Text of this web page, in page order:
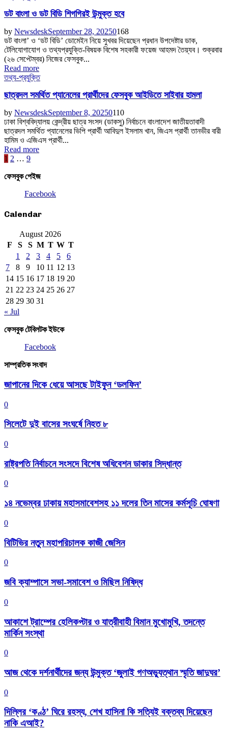
ডট বাংলা ও ডট বিডি শিগগিরই উন্মুক্ত হবে
by NewsdeskSeptember 28, 20250168
ডট বাংলা’ ও ‘ডট বিডি’ ডোমেইন নিয়ে সুখবর দিয়েছেন প্রধান উপদেষ্টার ডাক,
টেলিযোগাযোগ ও তথ্যপ্রযুক্তি-বিষয়ক বিশেষ সহকারী ফয়েজ আহমদ তৈয়্যব। শুক্রবার
(২৬ সেপ্টেম্বর) নিজের ফেসবুক...
Read more
তথ্য-প্রযুক্তি
ছাত্রদল সমর্থিত প্যানেলের প্রার্থীদের ফেসবুক আইডিতে সাইবার হামলা
by NewsdeskSeptember 8, 20250110
ঢাকা বিশ্ববিদ্যালয় কেন্দ্রীয় ছাত্র সংসদ (ডাকসু) নির্বাচনে বাংলাদেশ জাতীয়তাবাদী
ছাত্রদল সমর্থিত প্যানেলের ভিপি প্রার্থী আবিদুল ইসলাম খান, জিএস প্রার্থী তানভীর বারী
হামিম ও এজিএস প্রার্থী...
Read more
Posts
pagination
1 2 … 9
ফেসবুক পেইজ
Facebook
Calendar
August 2026
F
S S M T W T
1
2 3 4 5
6
7
8 9 10 11 12 13
14 15 16 17 18 19 20
21 22 23 24 25 26 27
28 29 30 31
« Jul
ফেসবুক টেবিলটক ইউকে
Facebook
সাম্প্রতিক সংবাদ
জাপানের দিকে ধেয়ে আসছে টাইফুন ‘ডলফিন’
0
সিলেটে দুই বাসের সংঘর্ষে নিহত ৮
0
রাষ্ট্রপতি নির্বাচনে সংসদে বিশেষ অধিবেশন ডাকার সিদ্ধান্ত
0
১৪ নভেম্বর ঢাকায় মহাসমাবেশসহ ১১ দলের তিন মাসের কর্মসূচি ঘোষণা
0
বিটিভির নতুন মহাপরিচালক কাজী জেসিন
0
জবি ক্যাম্পাসে সভা-সমাবেশ ও মিছিল নিষিদ্ধ
0
আকাশে ট্রাম্পের হেলিকপ্টার ও যাত্রীবাহী বিমান মুখোমুখি, তদন্তে
মার্কিন সংস্থা
0
আজ থেকে দর্শনার্থীদের জন্য উন্মুক্ত ‘জুলাই গণঅভ্যুত্থান স্মৃতি জাদুঘর’
0
দিল্লির ‘কণ্ঠ’ ঘিরে রহস্য, শেখ হাসিনা কি সত্যিই বক্তব্য দিয়েছেন
নাকি এআই?